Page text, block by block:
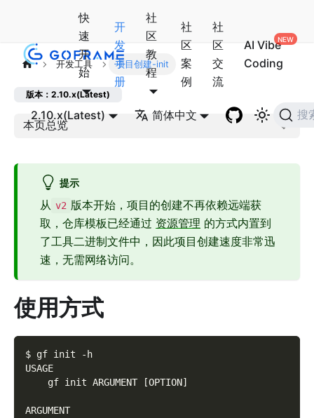
快
速
开
始
开
发
手
册
社
区
教
程
社
区
案
例
社
区
交
流
AI Vibe
Coding
2.10.x(Latest) 简体中文 搜
开发工具 项目创建-init
版本：2.10.x(Latest)
本页总览
提示
从 v2 版本开始，项目的创建不再依赖远端获
取，仓库模板已经通过 资源管理 的方式内置到
了工具二进制文件中，因此项目创建速度非常迅
速，无需网络访问。
使用方式
$ gf init
-h
USAGE
    gf init ARGUMENT
[OPTION]
ARGUMENT